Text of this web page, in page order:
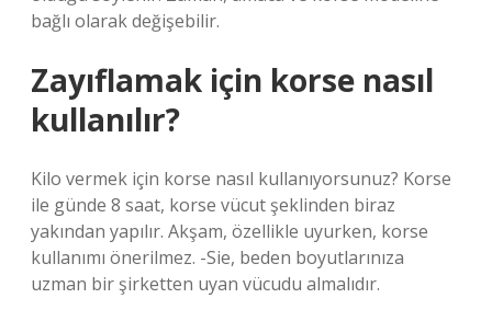
bağlı olarak değişebilir.
Zayıflamak için korse nasıl
kullanılır?
Kilo vermek için korse nasıl kullanıyorsunuz? Korse
ile günde 8 saat, korse vücut şeklinden biraz
yakından yapılır. Akşam, özellikle uyurken, korse
kullanımı önerilmez. -Sie, beden boyutlarınıza
uzman bir şirketten uyan vücudu almalıdır.